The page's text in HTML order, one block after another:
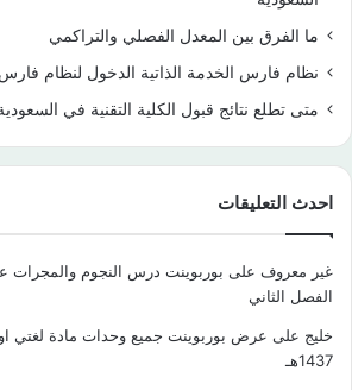
ما الفرق بين المعدل الفصلي والتراكمي
نظام فارس الخدمة الذاتية الدخول لنظام فارس 1445
متى تطلع نتائج قبول الكلية التقنية في السعودية
احدث التعليقات
غير معروف على بوربوينت درس النجوم والمجرات
الفصل الثاني
خليج على عرض بوربوينت جميع وحدات مادة لغتي
1437هـ